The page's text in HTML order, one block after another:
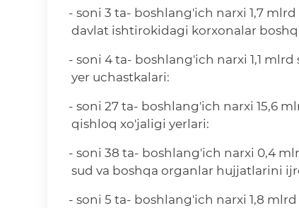
- soni 3 ta- boshlang'ich narxi 1,7
davlat ishtirokidagi korxonalar
- soni 4 ta- boshlang'ich narxi 1,1 mlrd
yer uchastkalari:
- soni 27 ta- boshlang'ich narxi 15,6
qishloq xo'jaligi yerlari:
- soni 38 ta- boshlang'ich narxi 0,4
sud va boshqa organlar hujjatlarini
- soni 5 ta- boshlang'ich narxi 1,8